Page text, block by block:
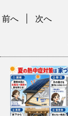
前へ 次へ